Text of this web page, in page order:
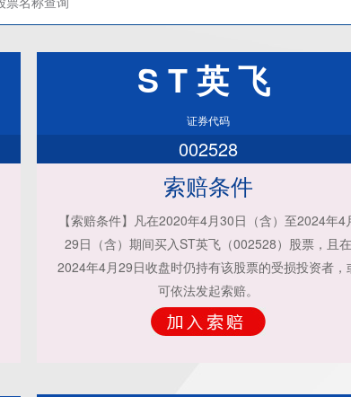
ST英飞
证券代码
002528
索赔条件
【索赔条件】凡在2020年4月30日（含）至2024年4
29日（含）期间买入ST英飞（002528）股票，且在
2024年4月29日收盘时仍持有该股票的受损投资者，
可依法发起索赔。